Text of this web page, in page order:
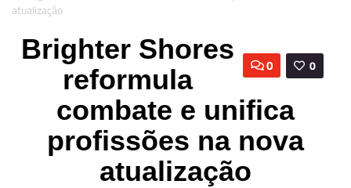
0
0
Brighter Shores
reformula
combate e unifica
profissões na nova
atualização